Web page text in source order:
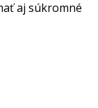
aj súkromné